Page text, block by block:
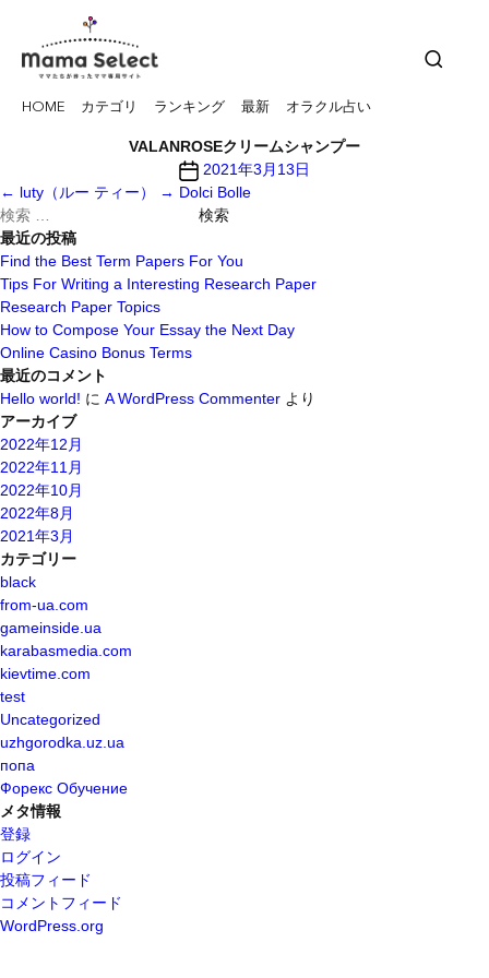
HOME カテゴリ ランキング 最新 オラクル占い
VALANROSEクリームシャンプー
投
稿
2021年3月13日
← luty（ルー ティー） → Dolci Bolle
検
索
対
象:
最近の投稿
Find the Best Term Papers For You
Tips For Writing a Interesting Research Paper
Research Paper Topics
How to Compose Your Essay the Next Day
Online Casino Bonus Terms
最近のコメント
Hello world! に A WordPress Commenter より
アーカイブ
2022年12月
2022年11月
2022年10月
2022年8月
2021年3月
カテゴリー
black
from-ua.com
gameinside.ua
karabasmedia.com
kievtime.com
test
Uncategorized
uzhgorodka.uz.ua
попа
Форекс Обучение
メタ情報
登録
ログイン
投稿フィード
コメントフィード
WordPress.org